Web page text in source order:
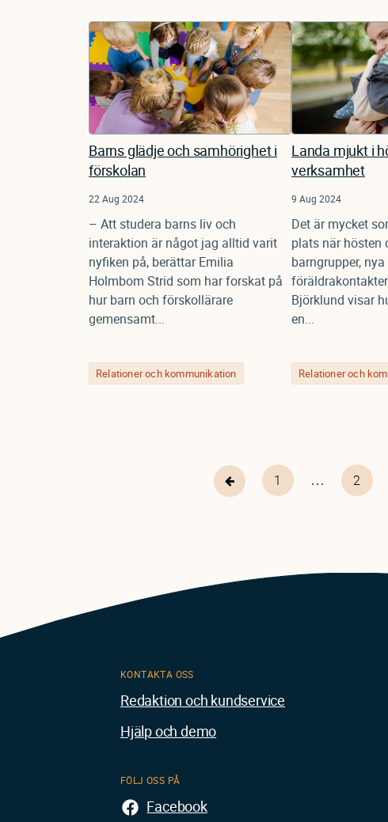
Barns glädje och samhörighet i
förskolan
22 Aug 2024
– Att studera barns liv och
interaktion är något jag alltid varit
nyfiken på, berättar Emilia
Holmbom Strid som har forskat på
hur barn och förskollärare
gemensamt...
Relationer och kommunikation
Landa mjukt i
verksamhet
9 Aug 2024
Det är mycket
plats när hösten
barngrupper,
Björklund visar
en...
Relationer och
Föregående
sida
First
page
1 … Page
2
KONTAKTA OSS
Redaktion och kundservice
Hjälp och demo
FÖLJ OSS PÅ
Facebook